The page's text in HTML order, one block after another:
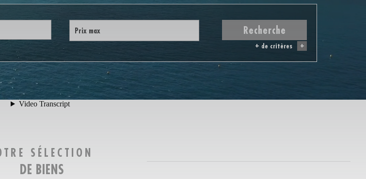
Recherche
+ de critères +
SÉLECTION
DE BIENS